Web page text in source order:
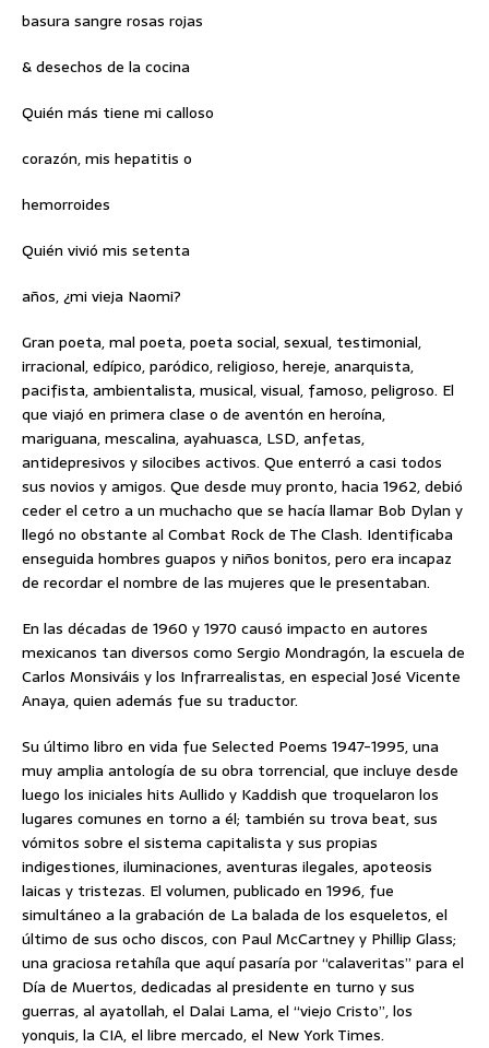
basura sangre rosas rojas
& desechos de la cocina
Quién más tiene mi calloso
corazón, mis hepatitis o
hemorroides
Quién vivió mis setenta
años, ¿mi vieja Naomi?
Gran poeta, mal poeta, poeta social, sexual, testimonial,
irracional, edípico, paródico, religioso, hereje, anarquista,
pacifista, ambientalista, musical, visual, famoso, peligroso. El
que viajó en primera clase o de aventón en heroína,
mariguana, mescalina, ayahuasca, LSD, anfetas,
antidepresivos y silocibes activos. Que enterró a casi todos
sus novios y amigos. Que desde muy pronto, hacia 1962, debió
ceder el cetro a un muchacho que se hacía llamar Bob Dylan y
llegó no obstante al Combat Rock de The Clash. Identificaba
enseguida hombres guapos y niños bonitos, pero era incapaz
de recordar el nombre de las mujeres que le presentaban.
En las décadas de 1960 y 1970 causó impacto en autores
mexicanos tan diversos como Sergio Mondragón, la escuela de
Carlos Monsiváis y los Infrarrealistas, en especial José Vicente
Anaya, quien además fue su traductor.
Su último libro en vida fue Selected Poems 1947-1995, una
muy amplia antología de su obra torrencial, que incluye desde
luego los iniciales hits Aullido y Kaddish que troquelaron los
lugares comunes en torno a él; también su trova beat, sus
vómitos sobre el sistema capitalista y sus propias
indigestiones, iluminaciones, aventuras ilegales, apoteosis
laicas y tristezas. El volumen, publicado en 1996, fue
simultáneo a la grabación de La balada de los esqueletos, el
último de sus ocho discos, con Paul McCartney y Phillip Glass;
una graciosa retahíla que aquí pasaría por “calaveritas” para el
Día de Muertos, dedicadas al presidente en turno y sus
guerras, al ayatollah, el Dalai Lama, el “viejo Cristo”, los
yonquis, la CIA, el libre mercado, el New York Times.